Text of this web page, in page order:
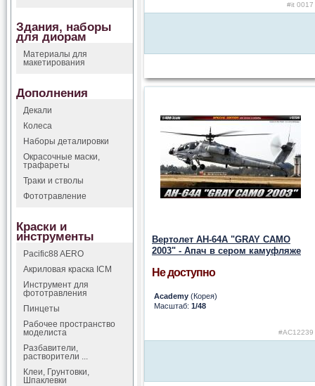
#it 0017
Вертолет AH-64A "GRAY CAMO
2003" - Апач в сером камуфляже
Не доступно
Academy (Корея)
Масштаб: 1/48
#AC12239
Здания, наборы
для диорам
Материалы для
макетирования
Дополнения
Декали
Колеса
Наборы деталировки
Окрасочные маски,
трафареты
Траки и стволы
Фототравление
Краски и
инструменты
Pacific88 AERO
Акриловая краска ICM
Инструмент для
фототравления
Пинцеты
Рабочее пространство
моделиста
Разбавители,
растворители ...
Клеи, Грунтовки,
Шпаклевки